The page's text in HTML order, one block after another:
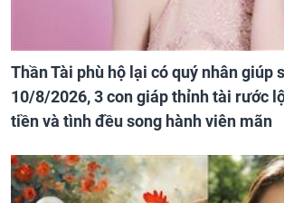
Thần Tài phù hộ lại có quý nhân giúp
10/8/2026, 3 con giáp thỉnh tài rước
tiền và tình đều song hành viên mãn